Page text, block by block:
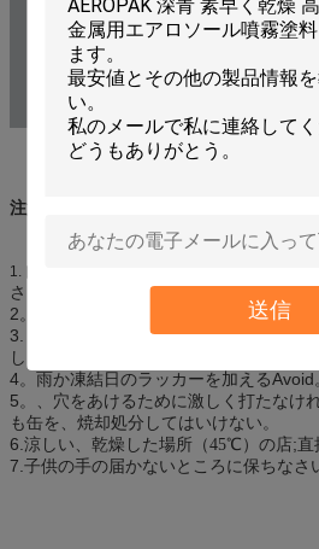
送信
注意:
1. 内容重圧の下で。点火の熱、炎、火
さい。
2。食糧の直接接触と目的で吹きかけて
3. well-ventilated場所のスプレー。より
しく、乾燥したほこりのない環境で作動
4。雨か凍結日のラッカーを加えるAvoid
5。、穴をあけるために激しく打たなけ
も缶を、焼却処分してはいけない。
6.涼しい、乾燥した場所（45℃ ） の店;直
7.子供の手の届かないところに保ちなさ